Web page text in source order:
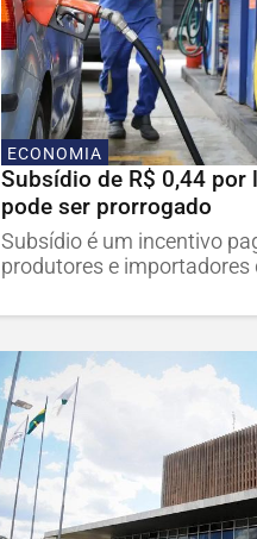
ECONOMIA
Subsídio de R$ 0,44 por
pode ser prorrogado
Subsídio é um incentivo
produtores e importadores